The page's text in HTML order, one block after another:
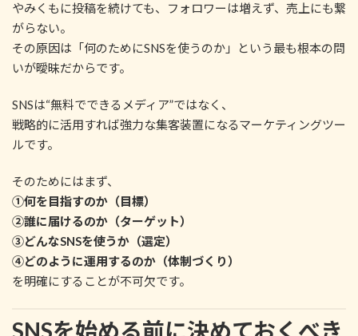
やみくもに投稿を続けても、フォロワーは増えず、売上にも繋
がらない。
その原因は「何のためにSNSを使うのか」という最も根本の問
いが曖昧だからです。
SNSは“無料でできるメディア”ではなく、
戦略的に活用すれば強力な集客装置になるマーケティングツー
ルです。
そのためにはまず、
①何を目指すのか（目標）
②誰に届けるのか（ターゲット）
③どんなSNSを使うか（選定）
④どのように運用するのか（体制づくり）
を明確にすることが不可欠です。
SNSを始める前に決めておくべき